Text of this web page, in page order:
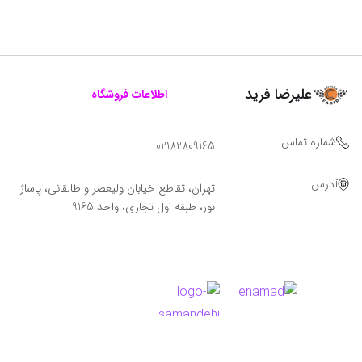
علیرضا فرید اطلاعات فروشگاه
شماره تماس 02182809165
آدرس
تهران، تقاطع خیابان ولیعصر و طالقانی، پاساژ
نور، طبقه اول تجاری، واحد 9165